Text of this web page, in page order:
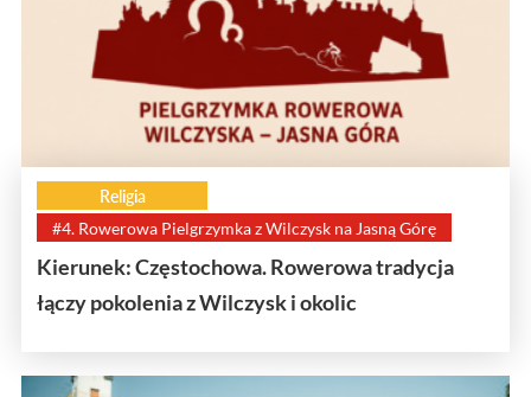
Religia
#4. Rowerowa Pielgrzymka z Wilczysk na Jasną Górę
Kierunek: Częstochowa. Rowerowa tradycja
łączy pokolenia z Wilczysk i okolic